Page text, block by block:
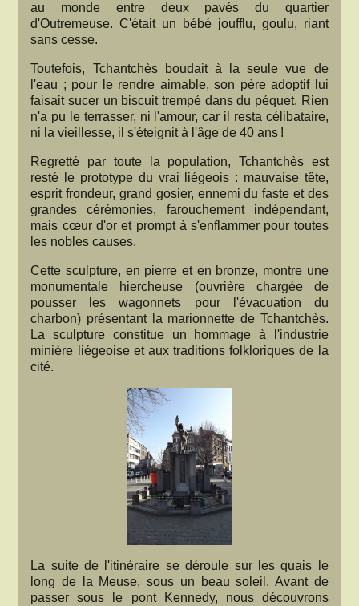
au monde entre deux pavés du quartier
d'Outremeuse. C'était un bébé joufflu, goulu, riant
sans cesse.
Toutefois, Tchantchès boudait à la seule vue de
l'eau ; pour le rendre aimable, son père adoptif lui
faisait sucer un biscuit trempé dans du péquet. Rien
n'a pu le terrasser, ni l'amour, car il resta célibataire,
ni la vieillesse, il s'éteignit à l'âge de 40 ans !
Regretté par toute la population, Tchantchès est
resté le prototype du vrai liégeois : mauvaise tête,
esprit frondeur, grand gosier, ennemi du faste et des
grandes cérémonies, farouchement indépendant,
mais cœur d'or et prompt à s'enflammer pour toutes
les nobles causes.
Cette sculpture, en pierre et en bronze, montre une
monumentale hiercheuse (ouvrière chargée de
pousser les wagonnets pour l'évacuation du
charbon) présentant la marionnette de Tchantchès.
La sculpture constitue un hommage à l'industrie
minière liégeoise et aux traditions folkloriques de la
cité.
La suite de l'itinéraire se déroule sur les quais le
long de la Meuse, sous un beau soleil. Avant de
passer sous le pont Kennedy, nous découvrons